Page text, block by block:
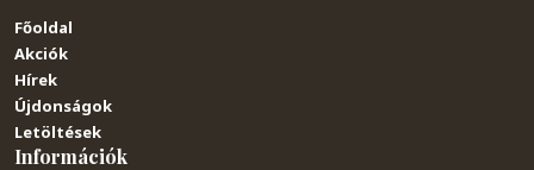
Főoldal
Akciók
Hírek
Újdonságok
Letöltések
Információk